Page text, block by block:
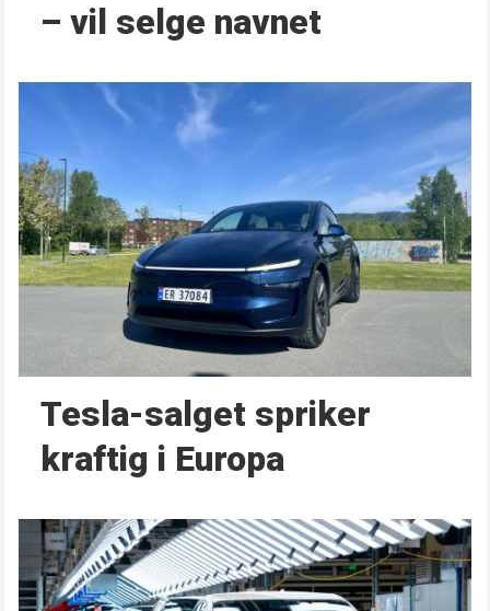
– vil selge navnet
Tesla-salget spriker
kraftig i Europa